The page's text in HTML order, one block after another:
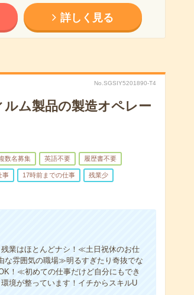
詳しく見る
No.SGSIY5201890-T4
ルム製品の製造オペレー
数名募集 英語不要 履歴書不要
事 17時前までの仕事 残業少
業はほとんどナシ！≪土日祝休のお仕
雰囲気の職場≫明るすぎたり奇抜でな
！≪初めての仕事だけど自分にもでき
境が整っています！イチからスキルU